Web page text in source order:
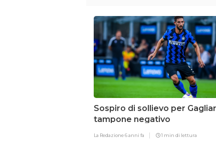
Sospiro di sollievo per
tampone negativo
La Redazione6 anni fa 1 min di lettura